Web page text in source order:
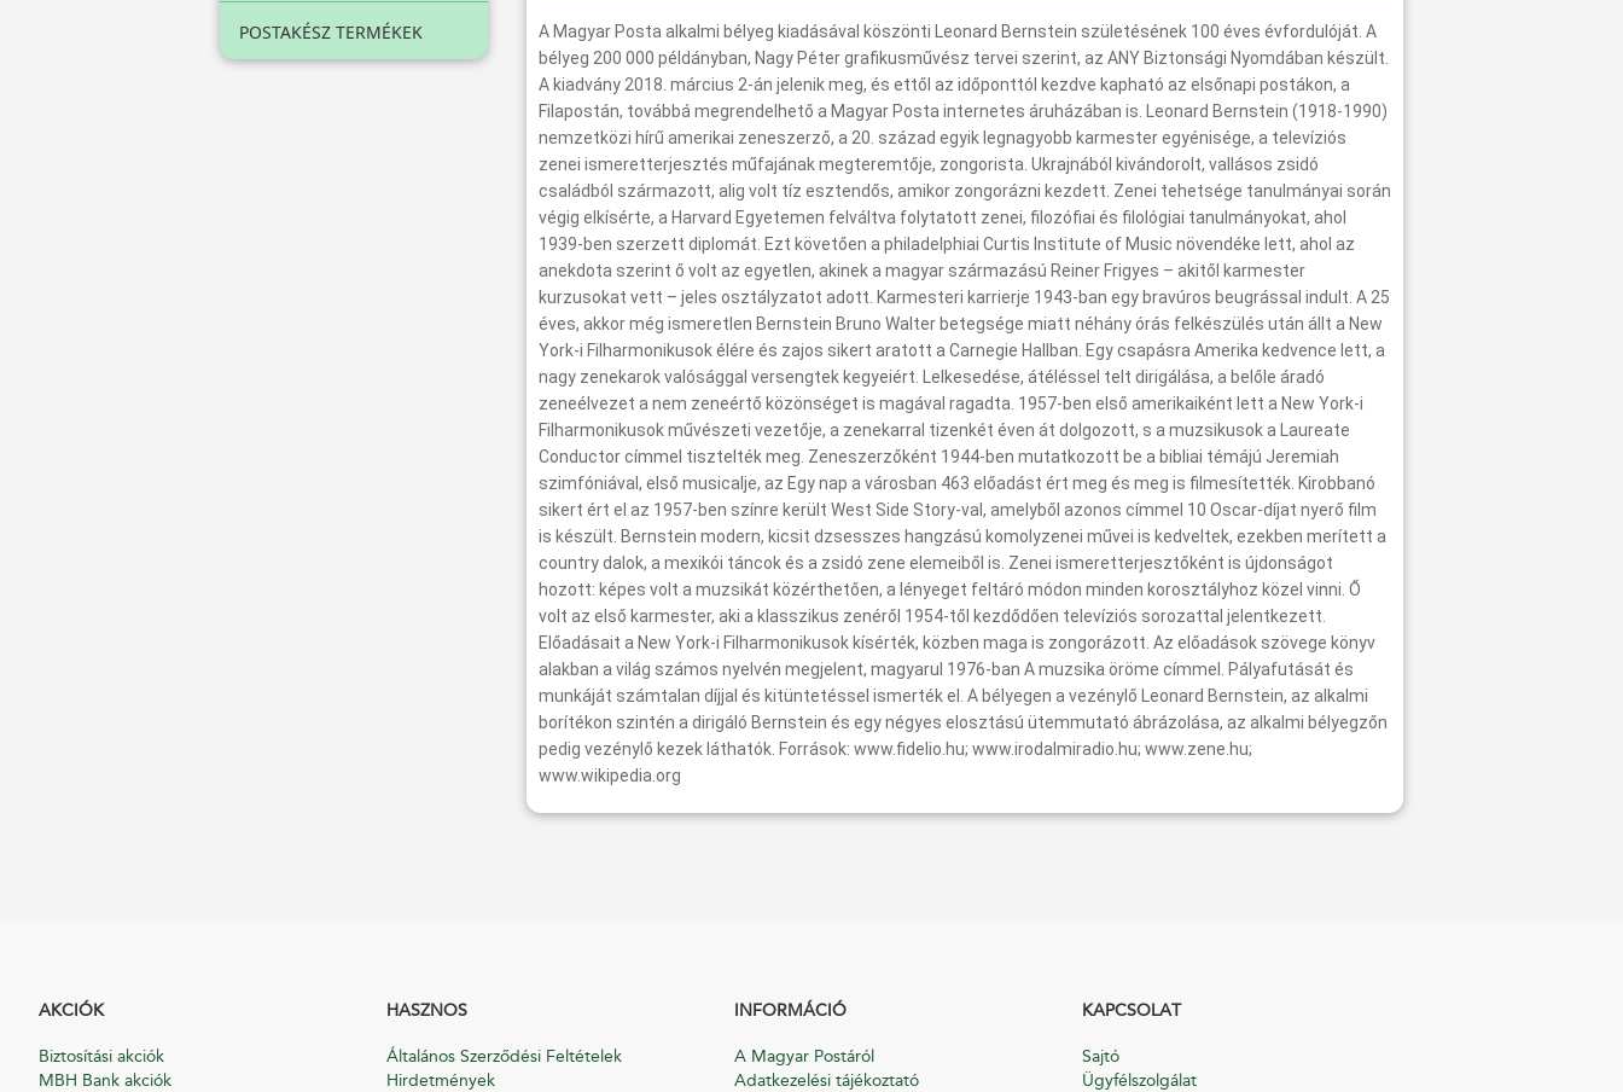
POSTAKÉSZ TERMÉKEK
A Magyar Posta alkalmi bélyeg kiadásával köszönti Leonard Bernstein születésének 100 éves évfordulóját. A
bélyeg 200 000 példányban, Nagy Péter grafikusművész tervei szerint, az ANY Biztonsági Nyomdában készült.
A kiadvány 2018. március 2-án jelenik meg, és ettől az időponttól kezdve kapható az elsőnapi postákon, a
Filapostán, továbbá megrendelhető a Magyar Posta internetes áruházában is. Leonard Bernstein (1918-1990)
nemzetközi hírű amerikai zeneszerző, a 20. század egyik legnagyobb karmester egyénisége, a televíziós
zenei ismeretterjesztés műfajának megteremtője, zongorista. Ukrajnából kivándorolt, vallásos zsidó
családból származott, alig volt tíz esztendős, amikor zongorázni kezdett. Zenei tehetsége tanulmányai során
végig elkísérte, a Harvard Egyetemen felváltva folytatott zenei, filozófiai és filológiai tanulmányokat, ahol
1939-ben szerzett diplomát. Ezt követően a philadelphiai Curtis Institute of Music növendéke lett, ahol az
anekdota szerint ő volt az egyetlen, akinek a magyar származású Reiner Frigyes – akitől karmester
kurzusokat vett – jeles osztályzatot adott. Karmesteri karrierje 1943-ban egy bravúros beugrással indult. A 25
éves, akkor még ismeretlen Bernstein Bruno Walter betegsége miatt néhány órás felkészülés után állt a New
York-i Filharmonikusok élére és zajos sikert aratott a Carnegie Hallban. Egy csapásra Amerika kedvence lett, a
nagy zenekarok valósággal versengtek kegyeiért. Lelkesedése, átéléssel telt dirigálása, a belőle áradó
zeneélvezet a nem zeneértő közönséget is magával ragadta. 1957-ben első amerikaiként lett a New York-i
Filharmonikusok művészeti vezetője, a zenekarral tizenkét éven át dolgozott, s a muzsikusok a Laureate
Conductor címmel tisztelték meg. Zeneszerzőként 1944-ben mutatkozott be a bibliai témájú Jeremiah
szimfóniával, első musicalje, az Egy nap a városban 463 előadást ért meg és meg is filmesítették. Kirobbanó
sikert ért el az 1957-ben színre került West Side Story-val, amelyből azonos címmel 10 Oscar-díjat nyerő film
is készült. Bernstein modern, kicsit dzsesszes hangzású komolyzenei művei is kedveltek, ezekben merített a
country dalok, a mexikói táncok és a zsidó zene elemeiből is. Zenei ismeretterjesztőként is újdonságot
hozott: képes volt a muzsikát közérthetően, a lényeget feltáró módon minden korosztályhoz közel vinni. Ő
volt az első karmester, aki a klasszikus zenéről 1954-től kezdődően televíziós sorozattal jelentkezett.
Előadásait a New York-i Filharmonikusok kísérték, közben maga is zongorázott. Az előadások szövege könyv
alakban a világ számos nyelvén megjelent, magyarul 1976-ban A muzsika öröme címmel. Pályafutását és
munkáját számtalan díjjal és kitüntetéssel ismerték el. A bélyegen a vezénylő Leonard Bernstein, az alkalmi
borítékon szintén a dirigáló Bernstein és egy négyes elosztású ütemmutató ábrázolása, az alkalmi bélyegzőn
pedig vezénylő kezek láthatók. Források: www.fidelio.hu; www.irodalmiradio.hu; www.zene.hu;
www.wikipedia.org
AKCIÓK
Biztosítási akciók
MBH Bank akciók
HASZNOS
Általános Szerződési Feltételek
Hirdetmények
INFORMÁCIÓ
A Magyar Postáról
Adatkezelési tájékoztató
KAPCSOLAT
Sajtó
Ügyfélszolgálat